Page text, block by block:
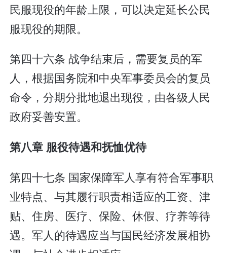
民服现役的年龄上限，可以决定延长公民
服现役的期限。
第四十六条 战争结束后，需要复员的军
人，根据国务院和中央军事委员会的复员
命令，分期分批地退出现役，由各级人民
政府妥善安置。
第八章 服役待遇和抚恤优待
第四十七条 国家保障军人享有符合军事职
业特点、与其履行职责相适应的工资、津
贴、住房、医疗、保险、休假、疗养等待
遇。军人的待遇应当与国民经济发展相协